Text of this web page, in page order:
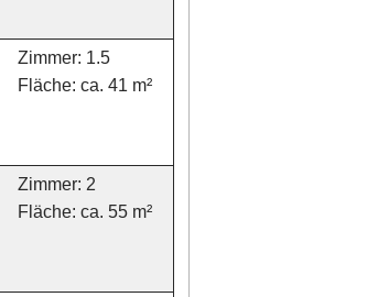
Zimmer: 1.5
Fläche: ca. 41 m²
Zimmer: 2
Fläche: ca. 55 m²